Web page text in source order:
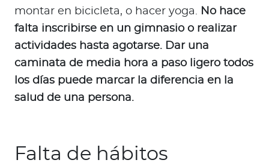
montar en bicicleta, o hacer yoga. No hace
falta inscribirse en un gimnasio o realizar
actividades hasta agotarse. Dar una
caminata de media hora a paso ligero todos
los días puede marcar la diferencia en la
salud de una persona.
Falta de hábitos